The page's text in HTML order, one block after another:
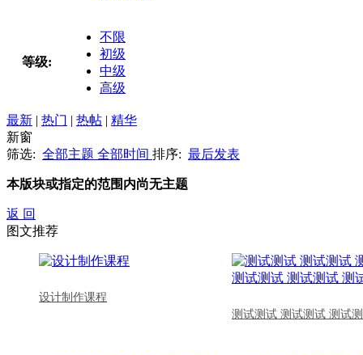
等级:
不限
初级
中级
高级
最新 | 热门 | 热帖 | 精华
新窗
筛选: 全部主题 全部时间 排序: 最后发表
本版块或指定的范围内尚无主题
返 回
图文推荐
设计制作课程
测试测试 测试测试 测试